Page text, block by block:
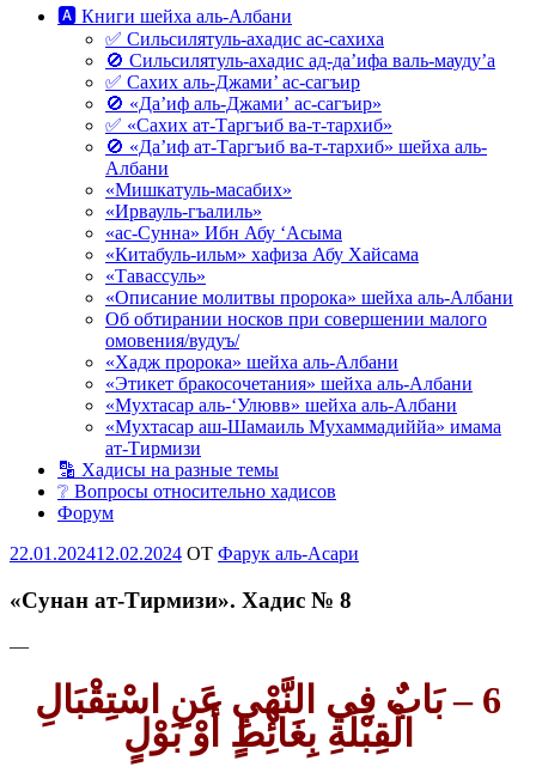
🅰 Книги шейха аль-Албани
✅ Сильсилятуль-ахадис ас-сахиха
🚫 Сильсилятуль-ахадис ад-да’ифа валь-мауду’а
✅ Сахих аль-Джами’ ас-сагъир
🚫 «Да’иф аль-Джами’ ас-сагъир»
✅ «Сахих ат-Таргъиб ва-т-тархиб»
🚫 «Да’иф ат-Таргъиб ва-т-тархиб» шейха аль-
Албани
«Мишкатуль-масабих»
«Ирвауль-гъалиль»
«ас-Сунна» Ибн Абу ‘Асыма
«Китабуль-ильм» хафиза Абу Хайсама
«Тавассуль»
«Описание молитвы пророка» шейха аль-Албани
Об обтирании носков при совершении малого
омовения/вудуъ/
«Хадж пророка» шейха аль-Албани
«Этикет бракосочетания» шейха аль-Албани
«Мухтасар аль-‘Улювв» шейха аль-Албани
«Мухтасар аш-Шамаиль Мухаммадиййа» имама
ат-Тирмизи
🔡 Хадисы на разные темы
❔ Вопросы относительно хадисов
Форум
Опубликовано
22.01.202412.02.2024 OT Фарук аль-Асари
«Сунан ат-Тирмизи». Хадис № 8
—
6 – بَابٌ فِي النَّهْيِ عَنِ اسْتِقْبَالِ
الْقِبْلَةِ بِغَائِطٍ أَوْ بَوْلٍ